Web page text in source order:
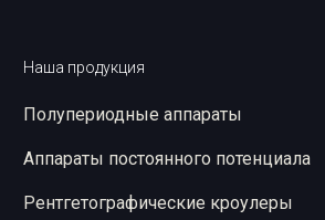
Наша продукция
Полупериодные аппараты
Аппараты постоянного потенциала
Рентгетографические кроулеры